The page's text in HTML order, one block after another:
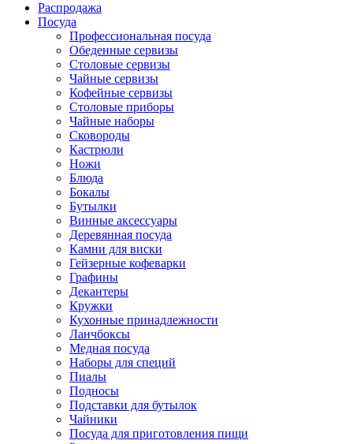
Распродажа
Посуда
Профессиональная посуда
Обеденные сервизы
Столовые сервизы
Чайные сервизы
Кофейные сервизы
Столовые приборы
Чайные наборы
Сковороды
Кастрюли
Ножи
Блюда
Бокалы
Бутылки
Винные аксессуары
Деревянная посуда
Камни для виски
Гейзерные кофеварки
Графины
Декантеры
Кружки
Кухонные принадлежности
Ланчбоксы
Медная посуда
Наборы для специй
Пиалы
Подносы
Подставки для бутылок
Чайники
Посуда для приготовления пищи